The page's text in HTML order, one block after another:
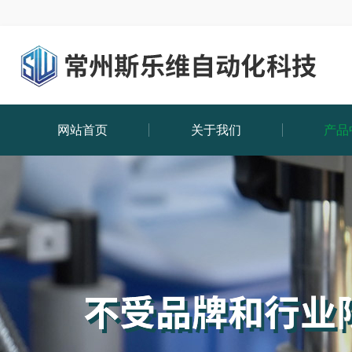
网站首页 关于我们 产品